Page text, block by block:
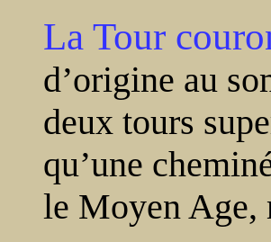
La Tour
d’origine au
deux tours
qu’une
le Moyen Age,